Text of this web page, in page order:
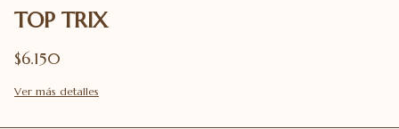
TOP TRIX
$6.150
Ver más detalles